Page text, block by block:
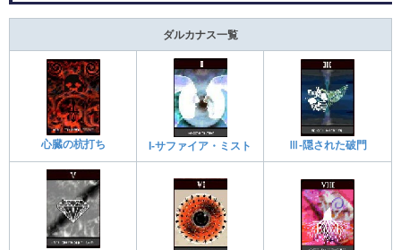
ダルカナス一覧
心臓の杭打ち I-サファイア・ミスト Ⅲ-隠された破門